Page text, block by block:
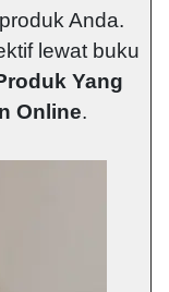
Anda.
lewat buku
Yang
Online.